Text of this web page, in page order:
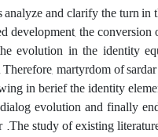
analyze and clarify the turn
development, the
evolution in the identity
martyrdom of
in berief the identity
evolution and finally
study of existing